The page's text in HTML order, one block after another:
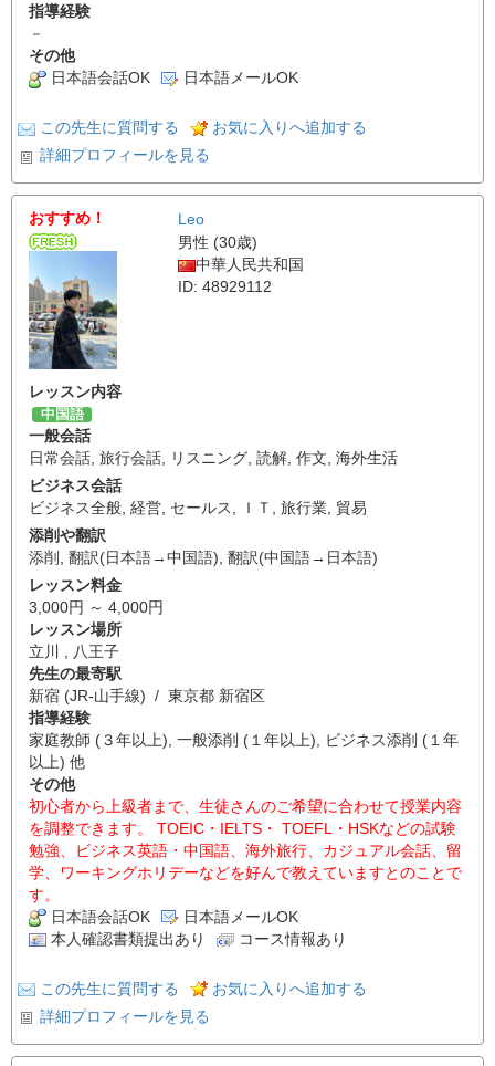
指導経験
－
その他
日本語会話OK
日本語メールOK
この先生に質問する
お気に入りへ追加する
詳細プロフィールを見る
おすすめ！
Leo
男性 (30歳)
中華人民共和国
ID: 48929112
レッスン内容
中国語
一般会話
日常会話 旅行会話 リスニング 読解 作文 海外生活
ビジネス会話
ビジネス全般 経営 セールス ＩＴ 旅行業 貿易
添削や翻訳
添削
翻訳(日本語→中国語) 翻訳(中国語→日本語)
レッスン料金
3,000円 ～ 4,000円
レッスン場所
立川 , 八王子
先生の最寄駅
新宿 (JR-山手線) / 東京都 新宿区
指導経験
家庭教師 (３年以上), 一般添削 (１年以上), ビジネス添削 (１年
以上) 他
その他
初心者から上級者まで、生徒さんのご希望に合わせて授業内容
を調整できます。 TOEIC・IELTS・ TOEFL・HSKなどの試験
勉強、ビジネス英語・中国語、海外旅行、カジュアル会話、留
学、ワーキングホリデーなどを好んで教えていますとのことで
す。
日本語会話OK
日本語メールOK
本人確認書類提出あり
コース情報あり
この先生に質問する
お気に入りへ追加する
詳細プロフィールを見る